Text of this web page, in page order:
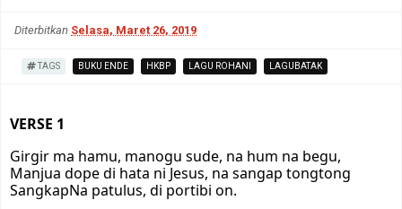
Diterbitkan Selasa, Maret 26, 2019
TAGS BUKU ENDE HKBP LAGU ROHANI LAGUBATAK
VERSE 1
Girgir ma hamu, manogu sude, na hum na begu,
Manjua dope di hata ni Jesus, na sangap tongtong
SangkapNa patulus, di portibi on.